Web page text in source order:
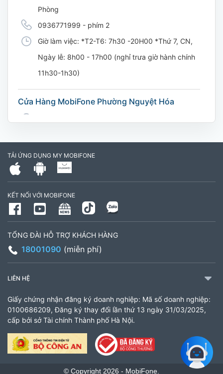
Phòng
0936771999 - phím 2
Giờ làm việc: *T2-T6: 7h30 -20H00 *Thứ 7, CN,
Ngày lễ: 8h00 - 17h00 (nghỉ trưa giờ hành chính
11h30-1h30)
Cửa Hàng MobiFone Phường Nguyệt Hóa
795497999
Giờ làm việc: Thứ 2 đến Thứ 6: Sáng 07:30 -
11:00 Chiều 13:30 đến 17:30 Thứ 7: Sáng 08:00
- 11:30 chiều 13:00 đến 17:00
CH 21B Ba La (CH 16 Ba La)
903460846
Giờ làm việc: 8:00 - 18:00
CH 61 Minh Khai
61 Minh Khai, Phường Bạch Mai, TP Hà Nội
TẢI ỨNG DỤNG MY MOBIFONE
KẾT NỐI VỚI MOBIFONE
TỔNG ĐÀI HỖ TRỢ KHÁCH HÀNG
18001090 (miễn phí)
LIÊN HỆ
Giấy chứng nhận đăng ký doanh nghiệp: Mã số doanh nghiệp:
0100686209, Đăng ký thay đổi lần thứ 13 ngày 31/03/2025,
cấp bởi sở Tài chính Thành phố Hà Nội.
© Copyright 2026 - MobiFone.